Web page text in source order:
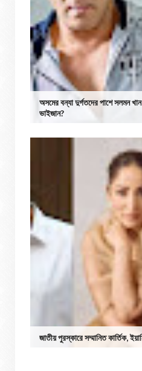
অসমের বন্যা দুর্গতদের পাশে সলমন
ভাইজান?
জাতীয় পুরস্কারে সম্মানিত কার্তিক,